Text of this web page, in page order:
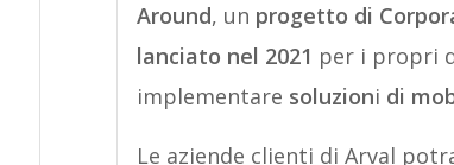
Around, un progetto di
lanciato nel 2021 per i propri
implementare soluzioni di
Le aziende clienti di Arval